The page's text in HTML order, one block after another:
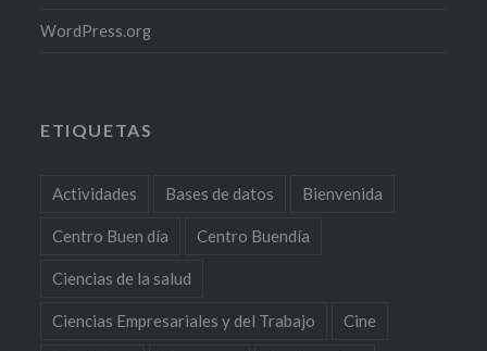
WordPress.org
ETIQUETAS
Actividades Bases de datos Bienvenida
Centro Buen día Centro Buendía
Ciencias de la salud
Ciencias Empresariales y del Trabajo Cine